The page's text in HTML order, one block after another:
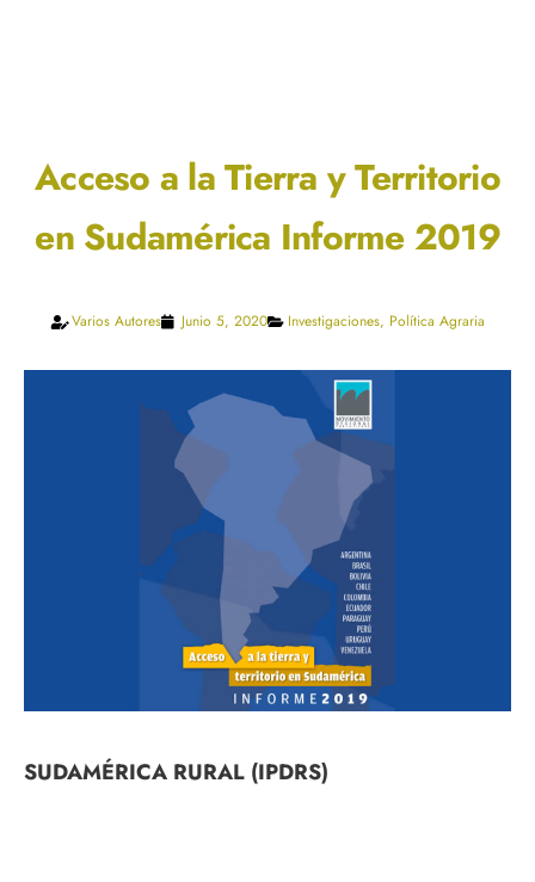
Acceso a la Tierra y Territorio
en Sudamérica Informe 2019
Varios Autores Junio 5, 2020 Investigaciones, Política Agraria
SUDAMÉRICA RURAL (IPDRS)